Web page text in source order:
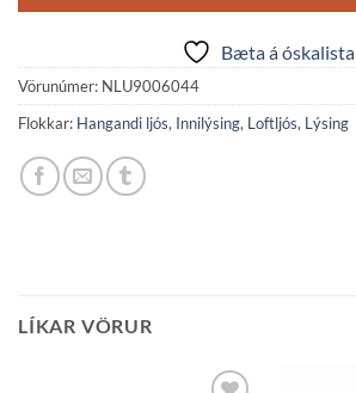
Bæta á óskalista
Vörunúmer: NLU9006044
Flokkar: Hangandi ljós, Innilýsing, Loftljós, Lýsing
LÍKAR VÖRUR